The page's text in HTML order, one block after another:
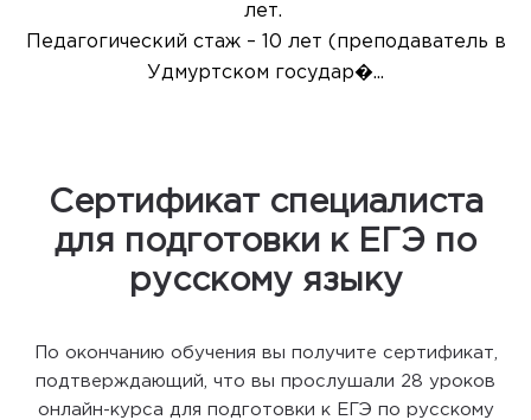
лет.
Педагогический стаж – 10 лет (преподаватель в
Удмуртском государ�...
Сертификат специалиста
для подготовки к ЕГЭ по
русскому языку
По окончанию обучения вы получите сертификат,
подтверждающий, что вы прослушали 28 уроков
онлайн-курса для подготовки к ЕГЭ по русскому